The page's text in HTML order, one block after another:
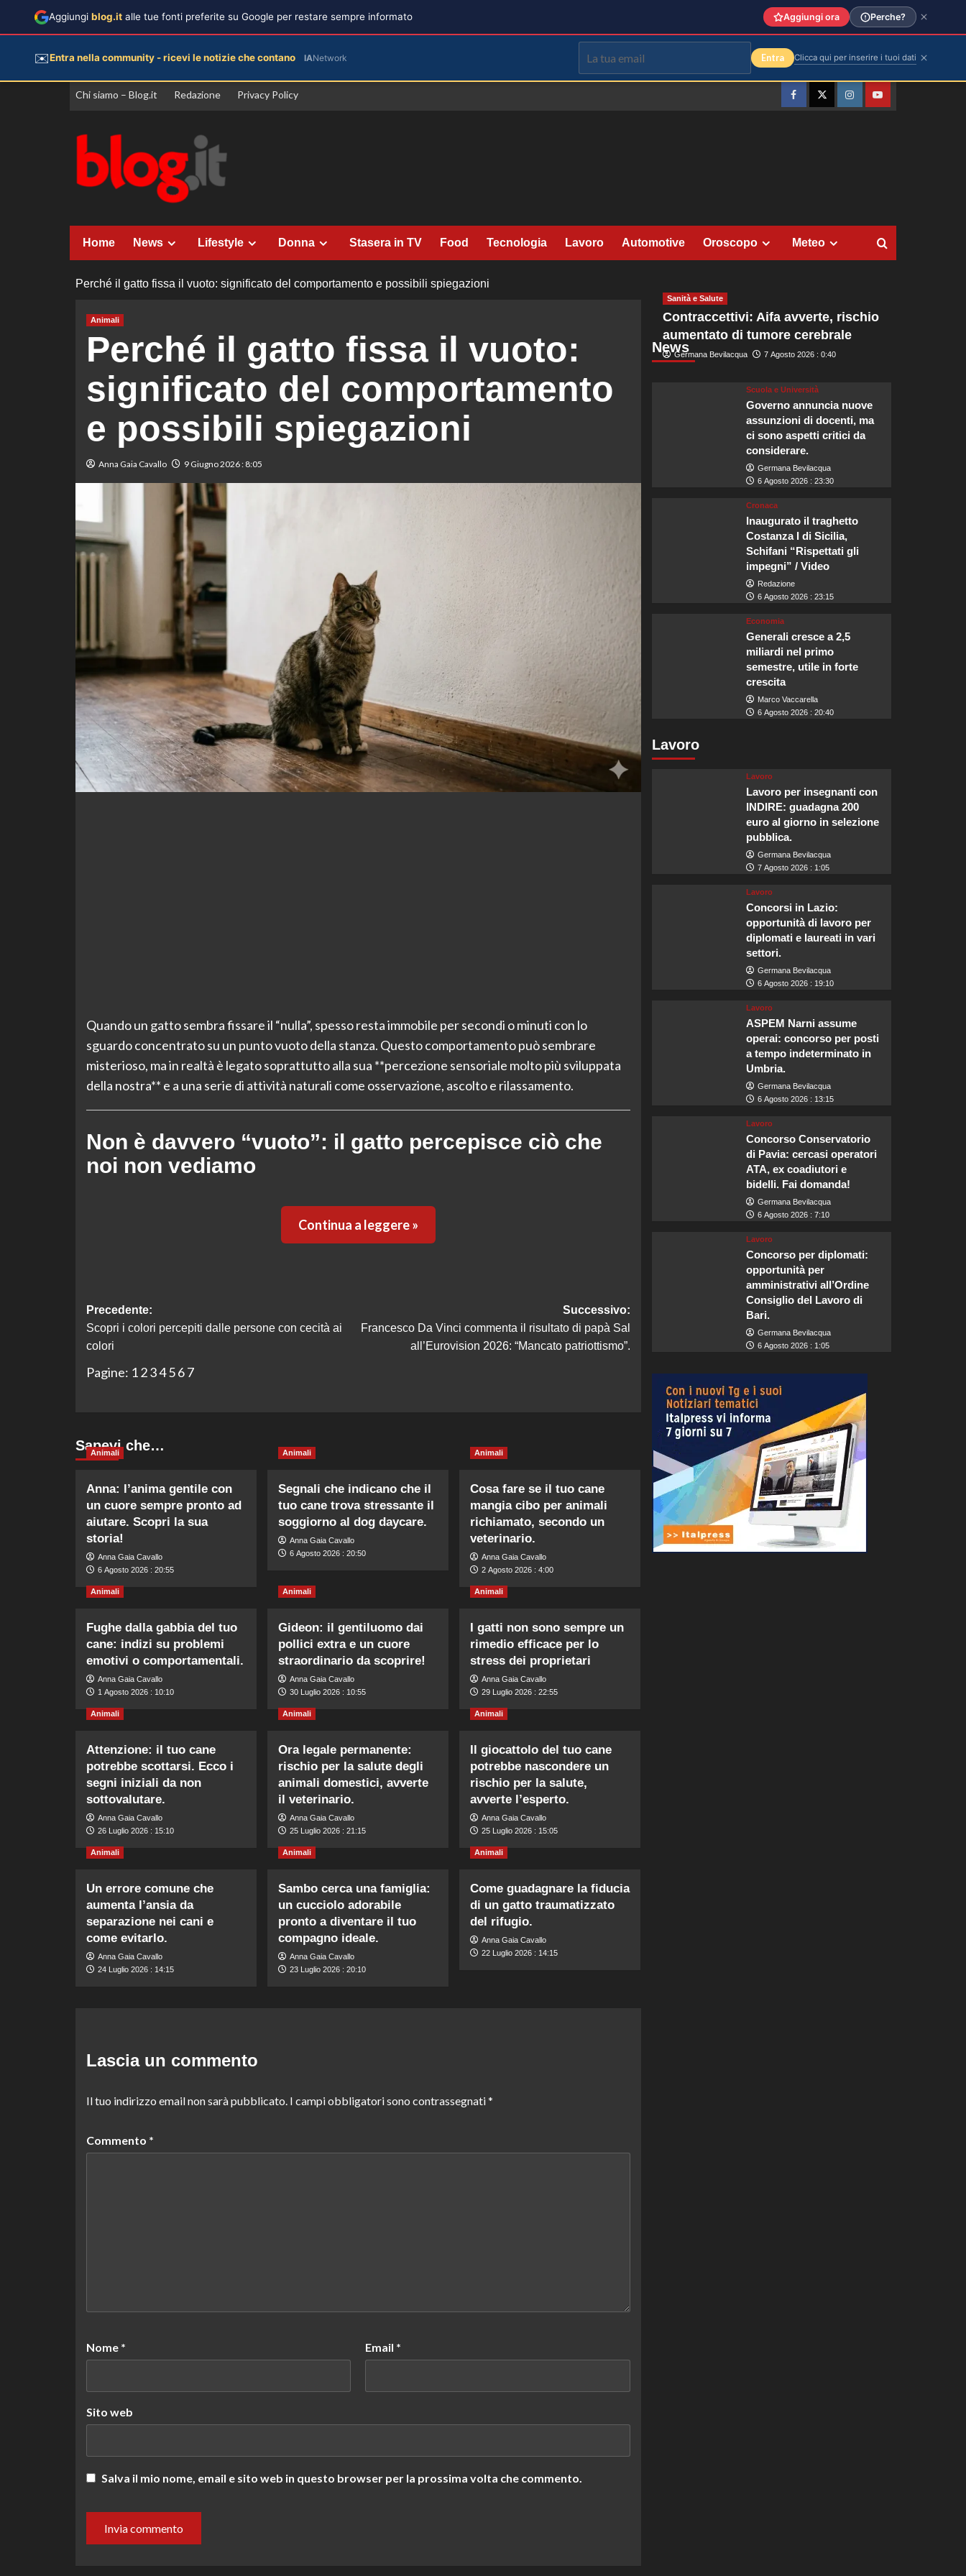
Vai
Chi siamo – Blog.it Redazione Privacy Policy
FacebookTwitterInstagramYouTube
Home News Lifestyle Donna Stasera in TV Food Tecnologia Lavoro Automotive Oroscopo Meteo
Perché il gatto fissa il vuoto: significato del comportamento e possibili spiegazioni
Animali
Perché il gatto fissa il vuoto:
significato del comportamento
e possibili spiegazioni
Anna Gaia Cavallo 9 Giugno 2026 : 8:05
Quando un gatto sembra fissare il “nulla”, spesso resta immobile per secondi o minuti con lo
sguardo concentrato su un punto vuoto della stanza. Questo comportamento può sembrare
misterioso, ma in realtà è legato soprattutto alla sua **percezione sensoriale molto più sviluppata
della nostra** e a una serie di attività naturali come osservazione, ascolto e rilassamento.
Non è davvero “vuoto”: il gatto percepisce ciò che
noi non vediamo
Continua a leggere »
Navigazione
articolo
Precedente:
Scopri i colori percepiti dalle persone con cecità ai
colori
Successivo:
Francesco Da Vinci commenta il risultato di papà Sal
all’Eurovision 2026: “Mancato patriottismo”.
Pagine: 1 2 34 5 6 7
Sapevi che…
Animali
Anna: l’anima gentile con
un cuore sempre pronto ad
aiutare. Scopri la sua
storia!
Anna Gaia Cavallo
6 Agosto 2026 : 20:55
Animali
Segnali che indicano che il
tuo cane trova stressante il
soggiorno al dog daycare.
Anna Gaia Cavallo
6 Agosto 2026 : 20:50
Animali
Cosa fare se il tuo cane
mangia cibo per animali
richiamato, secondo un
veterinario.
Anna Gaia Cavallo
2 Agosto 2026 : 4:00
Animali
Fughe dalla gabbia del tuo
cane: indizi su problemi
emotivi o comportamentali.
Anna Gaia Cavallo
1 Agosto 2026 : 10:10
Animali
Gideon: il gentiluomo dai
pollici extra e un cuore
straordinario da scoprire!
Anna Gaia Cavallo
30 Luglio 2026 : 10:55
Animali
I gatti non sono sempre un
rimedio efficace per lo
stress dei proprietari
Anna Gaia Cavallo
29 Luglio 2026 : 22:55
Animali
Attenzione: il tuo cane
potrebbe scottarsi. Ecco i
segni iniziali da non
sottovalutare.
Anna Gaia Cavallo
26 Luglio 2026 : 15:10
Animali
Ora legale permanente:
rischio per la salute degli
animali domestici, avverte
il veterinario.
Anna Gaia Cavallo
25 Luglio 2026 : 21:15
Animali
Il giocattolo del tuo cane
potrebbe nascondere un
rischio per la salute,
avverte l’esperto.
Anna Gaia Cavallo
25 Luglio 2026 : 15:05
Animali
Un errore comune che
aumenta l’ansia da
separazione nei cani e
come evitarlo.
Anna Gaia Cavallo
24 Luglio 2026 : 14:15
Animali
Sambo cerca una famiglia:
un cucciolo adorabile
pronto a diventare il tuo
compagno ideale.
Anna Gaia Cavallo
23 Luglio 2026 : 20:10
Animali
Come guadagnare la fiducia
di un gatto traumatizzato
del rifugio.
Anna Gaia Cavallo
22 Luglio 2026 : 14:15
Lascia un commento
Il tuo indirizzo email non sarà pubblicato. I campi obbligatori sono contrassegnati*
Commento *
Nome * Email *
Sito web
Salva il mio nome, email e sito web in questo browser per la prossima volta che commento.
News
Sanità e Salute
Contraccettivi: Aifa avverte, rischio
aumentato di tumore cerebrale
Germana Bevilacqua 7 Agosto 2026 : 0:40
Scuola e Università
Governo annuncia nuove
assunzioni di docenti, ma
ci sono aspetti critici da
considerare.
Germana Bevilacqua
6 Agosto 2026 : 23:30
Cronaca
Inaugurato il traghetto
Costanza I di Sicilia,
Schifani “Rispettati gli
impegni” / Video
Redazione
6 Agosto 2026 : 23:15
Economia
Generali cresce a 2,5
miliardi nel primo
semestre, utile in forte
crescita
Marco Vaccarella
6 Agosto 2026 : 20:40
Lavoro
Lavoro
Lavoro per insegnanti con
INDIRE: guadagna 200
euro al giorno in selezione
pubblica.
Germana Bevilacqua
7 Agosto 2026 : 1:05
Lavoro
Concorsi in Lazio:
opportunità di lavoro per
diplomati e laureati in vari
settori.
Germana Bevilacqua
6 Agosto 2026 : 19:10
Lavoro
ASPEM Narni assume
operai: concorso per posti
a tempo indeterminato in
Umbria.
Germana Bevilacqua
6 Agosto 2026 : 13:15
Lavoro
Concorso Conservatorio
di Pavia: cercasi operatori
ATA, ex coadiutori e
bidelli. Fai domanda!
Germana Bevilacqua
6 Agosto 2026 : 7:10
Lavoro
Concorso per diplomati:
opportunità per
amministrativi all’Ordine
Consiglio del Lavoro di
Bari.
Germana Bevilacqua
6 Agosto 2026 : 1:05
Aggiungi blog.it alle tue fonti preferite su Google per restare sempre informato Aggiungi ora Perche?
✉️Entra nella community - ricevi le notizie che contano IANetwork Entra Clicca qui per inserire i tuoi dati